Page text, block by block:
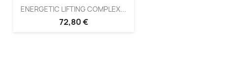
ENERGETIC LIFTING COMPLEX...
72,80 €